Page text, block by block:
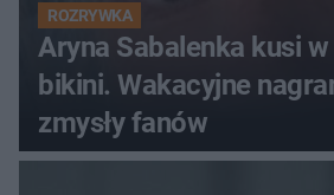
ROZRYWKA
Aryna Sabalenka kusi
bikini. Wakacyjne
zmysły fanów